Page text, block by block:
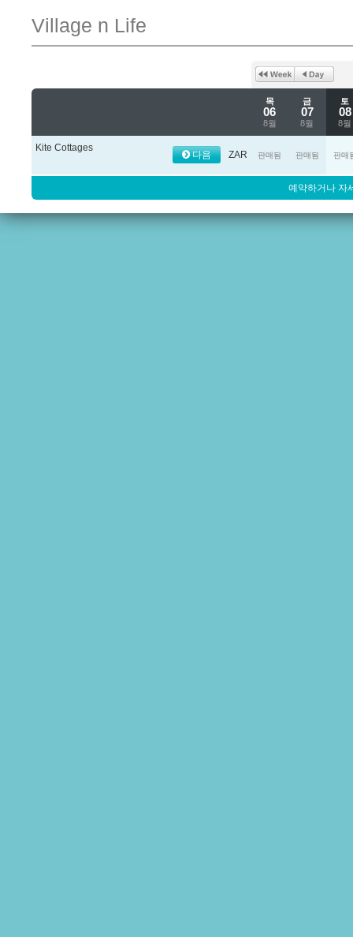
Village n Life
목
06
8월
금
07
8월
토
08
8월
Kite Cottages
다음 ZAR 판매됨 판매됨 판매
예약하거나 자